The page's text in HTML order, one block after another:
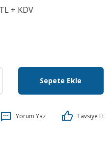
+ KDV
Sepete Ekle
Yorum Yaz Tavsiye Et